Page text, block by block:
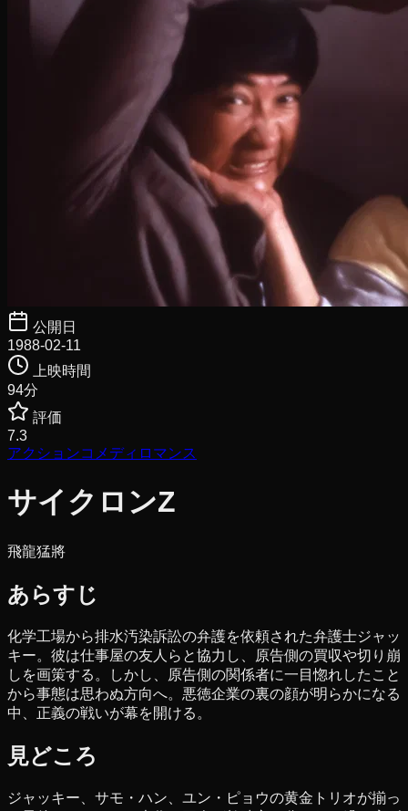
公開日
1988-02-11
上映時間
94分
評価
7.3
アクションコメディ ロマンス
サイクロンZ
飛龍猛將
あらすじ
化学工場から排水汚染訴訟の弁護を依頼された弁護士ジャッ
キー。彼は仕事屋の友人らと協力し、原告側の買収や切り崩
しを画策する。しかし、原告側の関係者に一目惚れしたこと
から事態は思わぬ方向へ。悪徳企業の裏の顔が明らかになる
中、正義の戦いが幕を開ける。
見どころ
ジャッキー、サモ・ハン、ユン・ピョウの黄金トリオが揃っ